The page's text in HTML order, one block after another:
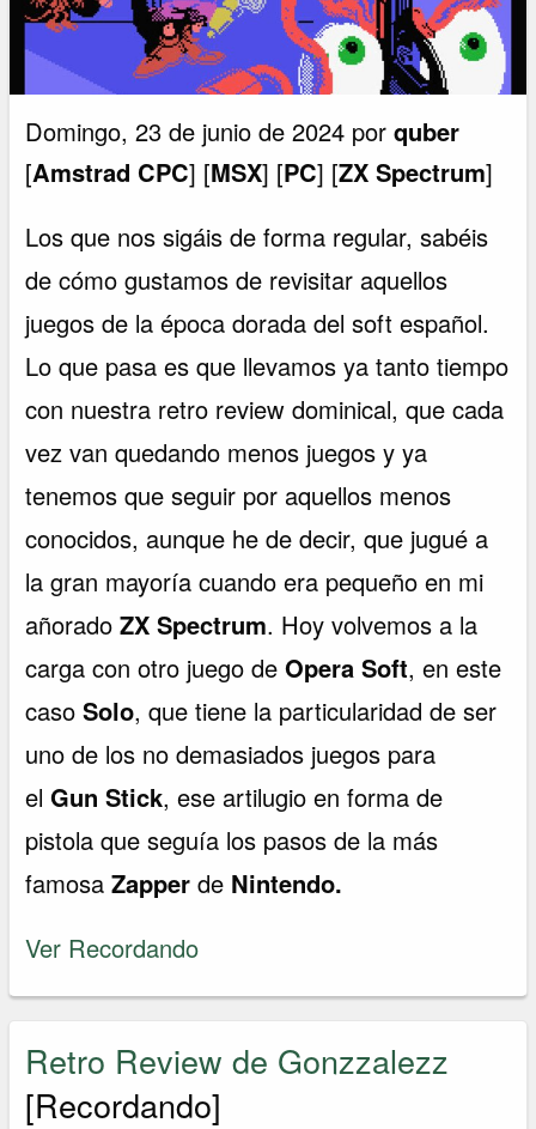
Domingo, 23 de junio de 2024 porquber
[Amstrad CPC] [MSX] [PC] [ZX Spectrum]
Los que nos sigáis de forma regular, sabéis
de cómo gustamos de revisitar aquellos
juegos de la época dorada del soft español.
Lo que pasa es que llevamos ya tanto tiempo
con nuestra retro review dominical, que cada
vez van quedando menos juegos y ya
tenemos que seguir por aquellos menos
conocidos, aunque he de decir, que jugué a
la gran mayoría cuando era pequeño en mi
añoradoZX Spectrum. Hoy volvemos a la
carga con otro juego deOpera Soft, en este
casoSolo, que tiene la particularidad de ser
uno de los no demasiados juegos para
elGun Stick, ese artilugio en forma de
pistola que seguía los pasos de la más
famosaZapper de Nintendo.
Ver Recordando
Retro Review de Gonzzalezz
[Recordando]